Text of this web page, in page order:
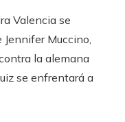
Valencia se
Muccino,
la alemana
se enfrentará a